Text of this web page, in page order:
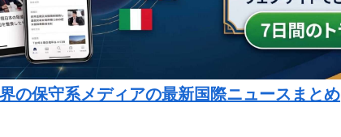
の保守系メディアの最新国際ニュースまとめ